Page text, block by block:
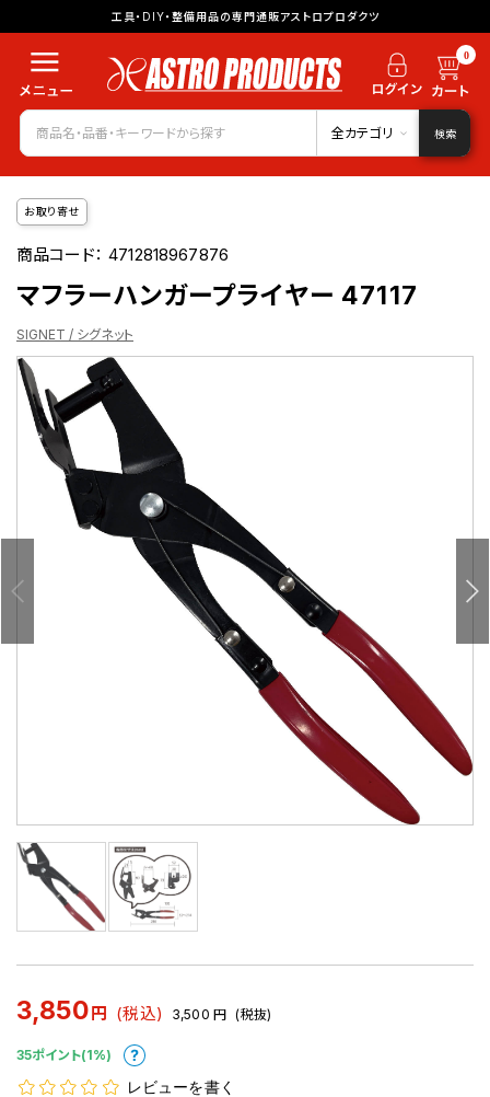
工具・DIY・整備用品の専門通販アストロプロダクツ
0
全カテゴリ 検索
お取り寄せ
商品コード：4712818967876
マフラーハンガープライヤー 47117
SIGNET / シグネット
3,850 円 (税込) 3,500 円 (税抜)
35ポイント(1%)
レビューを書く